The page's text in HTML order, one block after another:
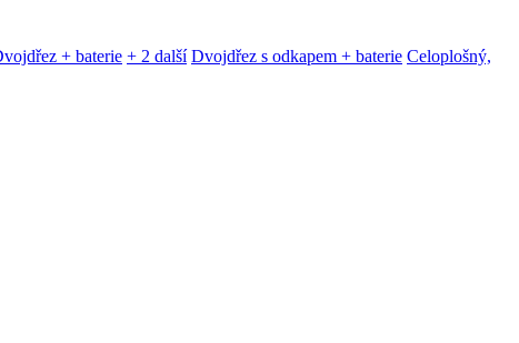
+ baterie + 2 další Dvojdřez s odkapem + baterie Celoplošný,